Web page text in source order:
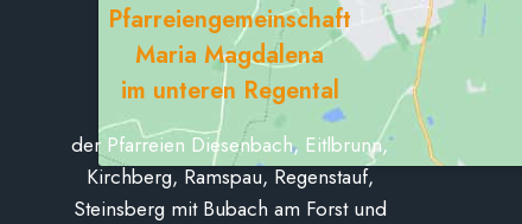
Pfarreiengemeinschaft
Maria Magdalena
im unteren Regental
der Pfarreien Diesenbach, Eitlbrunn,
Kirchberg, Ramspau, Regenstauf,
Steinsberg mit Bubach am Forst und